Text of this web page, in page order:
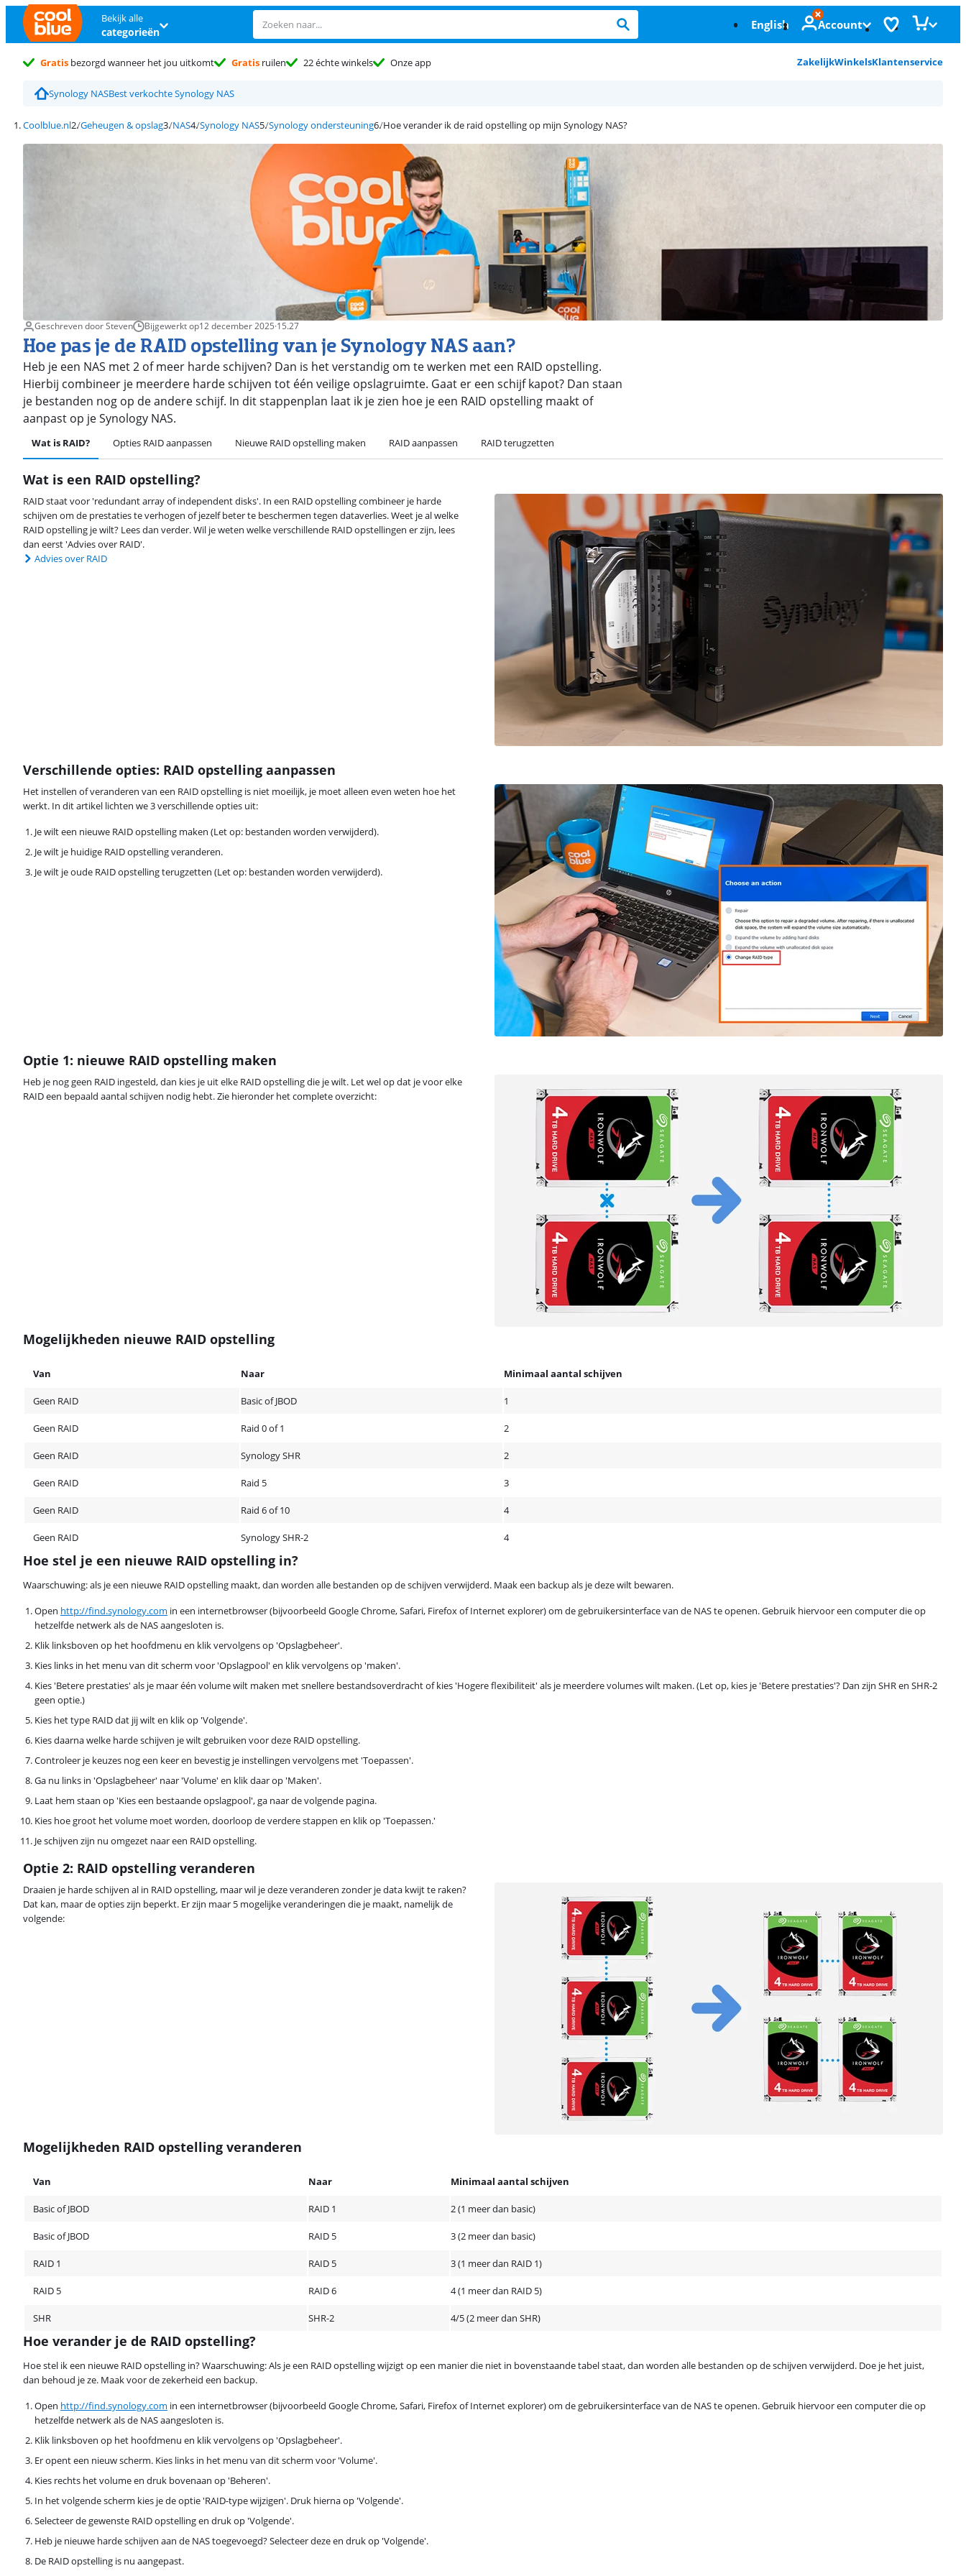
Bekijk alle
categorieën English Account
Gratis bezorgd wanneer het jou uitkomt Gratis ruilen 22 échte winkels Onze app ZakelijkWinkelsKlantenservice
Synology NASBest verkochte Synology NAS
Coolblue.nl Geheugen & opslag NAS Synology NAS Synology ondersteuning Hoe verander ik de raid opstelling op mijn Synology NAS?
Geschreven door Steven Bijgewerkt op12 december 2025·15.27
Hoe pas je de RAID opstelling van je Synology NAS aan?
Heb je een NAS met 2 of meer harde schijven? Dan is het verstandig om te werken met een RAID opstelling.
Hierbij combineer je meerdere harde schijven tot één veilige opslagruimte. Gaat er een schijf kapot? Dan staan
je bestanden nog op de andere schijf. In dit stappenplan laat ik je zien hoe je een RAID opstelling maakt of
aanpast op je Synology NAS.
Wat is RAID? Opties RAID aanpassen Nieuwe RAID opstelling maken RAID aanpassen RAID terugzetten
Wat is een RAID opstelling?
RAID staat voor 'redundant array of independent disks'. In een RAID opstelling combineer je harde
schijven om de prestaties te verhogen of jezelf beter te beschermen tegen dataverlies. Weet je al welke
RAID opstelling je wilt? Lees dan verder. Wil je weten welke verschillende RAID opstellingen er zijn, lees
dan eerst 'Advies over RAID'.
Advies over RAID
Verschillende opties: RAID opstelling aanpassen
Het instellen of veranderen van een RAID opstelling is niet moeilijk, je moet alleen even weten hoe het
werkt. In dit artikel lichten we 3 verschillende opties uit:
Je wilt een nieuwe RAID opstelling maken (Let op: bestanden worden verwijderd).
Je wilt je huidige RAID opstelling veranderen.
Je wilt je oude RAID opstelling terugzetten (Let op: bestanden worden verwijderd).
Optie 1: nieuwe RAID opstelling maken
Heb je nog geen RAID ingesteld, dan kies je uit elke RAID opstelling die je wilt. Let wel op dat je voor elke
RAID een bepaald aantal schijven nodig hebt. Zie hieronder het complete overzicht:
Mogelijkheden nieuwe RAID opstelling
Van Naar Minimaal aantal schijven
Geen RAID Basic of JBOD 1
Geen RAID Raid 0 of 1 2
Geen RAID Synology SHR 2
Geen RAID Raid 5 3
Geen RAID Raid 6 of 10 4
Geen RAID Synology SHR-2 4
Hoe stel je een nieuwe RAID opstelling in?
Waarschuwing: als je een nieuwe RAID opstelling maakt, dan worden alle bestanden op de schijven verwijderd. Maak een backup als je deze wilt bewaren.
Open http://find.synology.com in een internetbrowser (bijvoorbeeld Google Chrome, Safari, Firefox of Internet explorer) om de gebruikersinterface van de NAS te openen. Gebruik hiervoor een computer die op
hetzelfde netwerk als de NAS aangesloten is.
Klik linksboven op het hoofdmenu en klik vervolgens op 'Opslagbeheer'.
Kies links in het menu van dit scherm voor 'Opslagpool' en klik vervolgens op 'maken'.
Kies 'Betere prestaties' als je maar één volume wilt maken met snellere bestandsoverdracht of kies 'Hogere flexibiliteit' als je meerdere volumes wilt maken. (Let op, kies je 'Betere prestaties'? Dan zijn SHR en SHR-2
geen optie.)
Kies het type RAID dat jij wilt en klik op 'Volgende'.
Kies daarna welke harde schijven je wilt gebruiken voor deze RAID opstelling.
Controleer je keuzes nog een keer en bevestig je instellingen vervolgens met 'Toepassen'.
Ga nu links in 'Opslagbeheer' naar 'Volume' en klik daar op 'Maken'.
Laat hem staan op 'Kies een bestaande opslagpool', ga naar de volgende pagina.
Kies hoe groot het volume moet worden, doorloop de verdere stappen en klik op 'Toepassen.'
Je schijven zijn nu omgezet naar een RAID opstelling.
Optie 2: RAID opstelling veranderen
Draaien je harde schijven al in RAID opstelling, maar wil je deze veranderen zonder je data kwijt te raken?
Dat kan, maar de opties zijn beperkt. Er zijn maar 5 mogelijke veranderingen die je maakt, namelijk de
volgende:
Mogelijkheden RAID opstelling veranderen
Van Naar Minimaal aantal schijven
Basic of JBOD RAID 1 2 (1 meer dan basic)
Basic of JBOD RAID 5 3 (2 meer dan basic)
RAID 1 RAID 5 3 (1 meer dan RAID 1)
RAID 5 RAID 6 4 (1 meer dan RAID 5)
SHR SHR-2 4/5 (2 meer dan SHR)
Hoe verander je de RAID opstelling?
Hoe stel ik een nieuwe RAID opstelling in? Waarschuwing: Als je een RAID opstelling wijzigt op een manier die niet in bovenstaande tabel staat, dan worden alle bestanden op de schijven verwijderd. Doe je het juist,
dan behoud je ze. Maak voor de zekerheid een backup.
Open http://find.synology.com in een internetbrowser (bijvoorbeeld Google Chrome, Safari, Firefox of Internet explorer) om de gebruikersinterface van de NAS te openen. Gebruik hiervoor een computer die op
hetzelfde netwerk als de NAS aangesloten is.
Klik linksboven op het hoofdmenu en klik vervolgens op 'Opslagbeheer'.
Er opent een nieuw scherm. Kies links in het menu van dit scherm voor 'Volume'.
Kies rechts het volume en druk bovenaan op 'Beheren'.
In het volgende scherm kies je de optie 'RAID-type wijzigen'. Druk hierna op 'Volgende'.
Selecteer de gewenste RAID opstelling en druk op 'Volgende'.
Heb je nieuwe harde schijven aan de NAS toegevoegd? Selecteer deze en druk op 'Volgende'.
De RAID opstelling is nu aangepast.